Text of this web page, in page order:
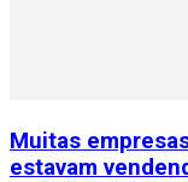
Muitas
estavam